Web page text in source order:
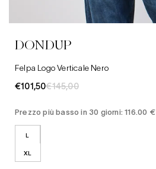
DONDUP
Felpa Logo Verticale Nero
€101,50€145,00
Prezzo più basso in 30 giorni: 116.00 €
L
XL
Jeans
Cappelli